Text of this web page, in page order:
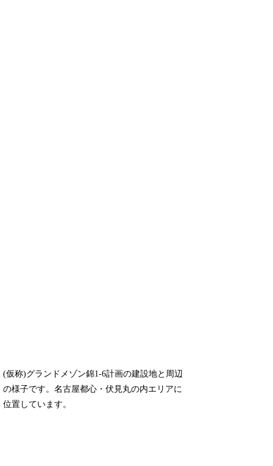
(仮称)グランドメゾン錦1-6計画の建設地と周辺
の様子です。名古屋都心・伏見丸の内エリアに
位置しています。